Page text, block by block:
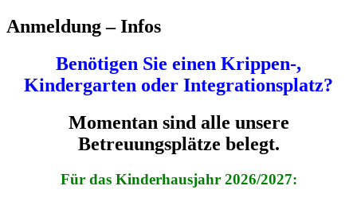
Anmeldung – Infos
Benötigen Sie einen Krippen-,
Kindergarten oder Integrationsplatz?
Momentan sind alle unsere
Betreuungsplätze belegt.
Für das Kinderhausjahr 2026/2027: